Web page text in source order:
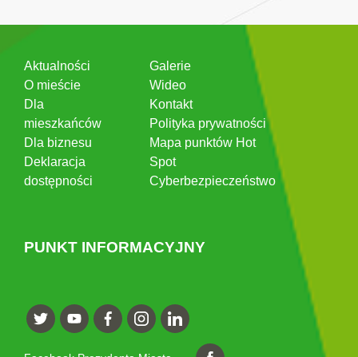
Aktualności
O mieście
Dla
mieszkańców
Dla biznesu
Deklaracja
dostępności
Galerie
Wideo
Kontakt
Polityka prywatności
Mapa punktów Hot
Spot
Cyberbezpieczeństwo
PUNKT INFORMACYJNY